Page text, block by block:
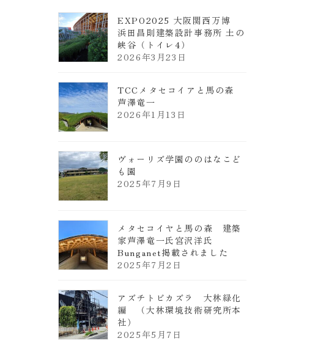
EXPO2025 大阪関西万博
浜田昌則建築設計事務所 土の
峡谷（トイレ4）
2026年3月23日
TCCメタセコイアと馬の森
芦澤竜一
2026年1月13日
ヴォーリズ学園ののはなこど
も園
2025年7月9日
メタセコイヤと馬の森 建築
家芦澤竜一氏宮沢洋氏
Bunganet掲載されました
2025年7月2日
アズチトビカズラ 大林緑化
編 （大林環境技術研究所本
社）
2025年5月7日